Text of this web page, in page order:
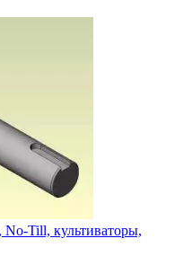
Till, культиваторы,